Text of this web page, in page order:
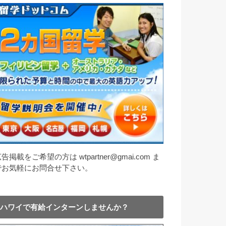
告掲載をご希望の方は wtpartner@gmai.com ま
気軽にお問合せ下さい。
ハワイで有給インターンしませんか？